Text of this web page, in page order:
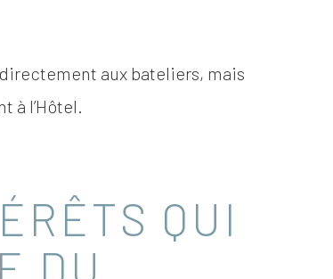
aux bateliers, mais
à l’Hôtel.
QUI
DU